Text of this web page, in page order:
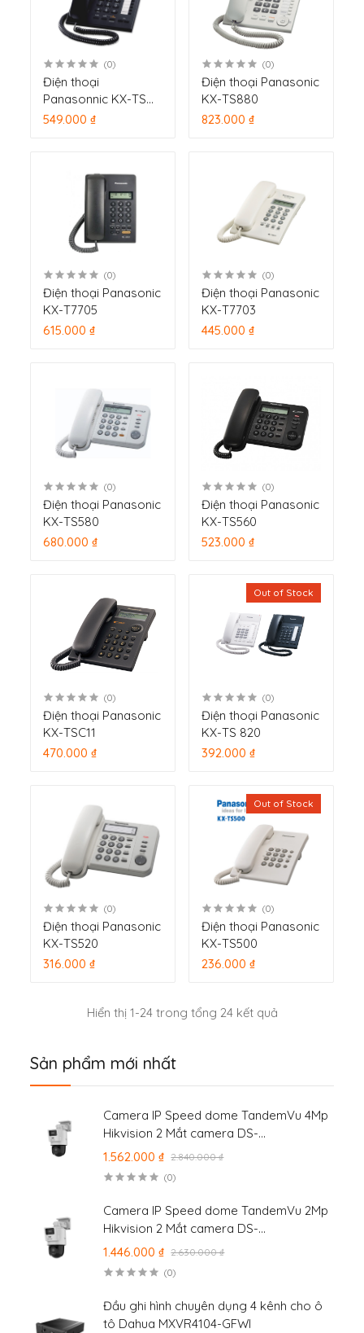
Sản phẩm mới nhất
Camera IP Speed dome TandemVu 4Mp
Hikvision 2 Mắt camera DS-
2SE2C400MWG-E/14
1.562.000 ₫ 2.840.000 ₫
(0)
Camera IP Speed dome TandemVu 2Mp
Hikvision 2 Mắt camera DS-
2SE2C200MWG-E/12
1.446.000 ₫ 2.630.000 ₫
(0)
Đầu ghi hình chuyên dụng 4 kênh cho ô
tô Dahua MXVR4104-GFWI
(0)
Điện thoại
Panasonnic KX-TS
840
549.000 ₫
(0)
Điện thoại Panasonic
KX-TS880
823.000 ₫
(0)
Điện thoại Panasonic
KX-T7705
615.000 ₫
(0)
Điện thoại Panasonic
KX-T7703
445.000 ₫
(0)
Điện thoại Panasonic
KX-TS580
680.000 ₫
(0)
Điện thoại Panasonic
KX-TS560
523.000 ₫
(0)
Điện thoại Panasonic
KX-TSC11
470.000 ₫
Out of Stock
(0)
Điện thoại Panasonic
KX-TS 820
392.000 ₫
(0)
Điện thoại Panasonic
KX-TS520
316.000 ₫
Out of Stock
(0)
Điện thoại Panasonic
KX-TS500
236.000 ₫
Hiển thị 1-24 trong tổng 24 kết quả